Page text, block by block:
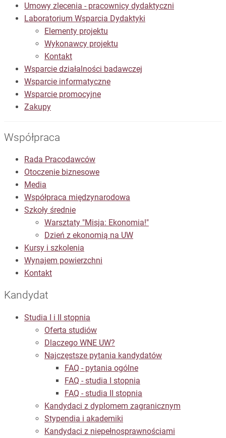
Umowy zlecenia - pracownicy dydaktyczni
Laboratorium Wsparcia Dydaktyki
Elementy projektu
Wykonawcy projektu
Kontakt
Wsparcie działalności badawczej
Wsparcie informatyczne
Wsparcie promocyjne
Zakupy
Współpraca
Rada Pracodawców
Otoczenie biznesowe
Media
Współpraca międzynarodowa
Szkoły średnie
Warsztaty "Misja: Ekonomia!"
Dzień z ekonomią na UW
Kursy i szkolenia
Wynajem powierzchni
Kontakt
Kandydat
Studia I i II stopnia
Oferta studiów
Dlaczego WNE UW?
Najczęstsze pytania kandydatów
FAQ - pytania ogólne
FAQ - studia I stopnia
FAQ - studia II stopnia
Kandydaci z dyplomem zagranicznym
Stypendia i akademiki
Kandydaci z niepełnosprawnościami